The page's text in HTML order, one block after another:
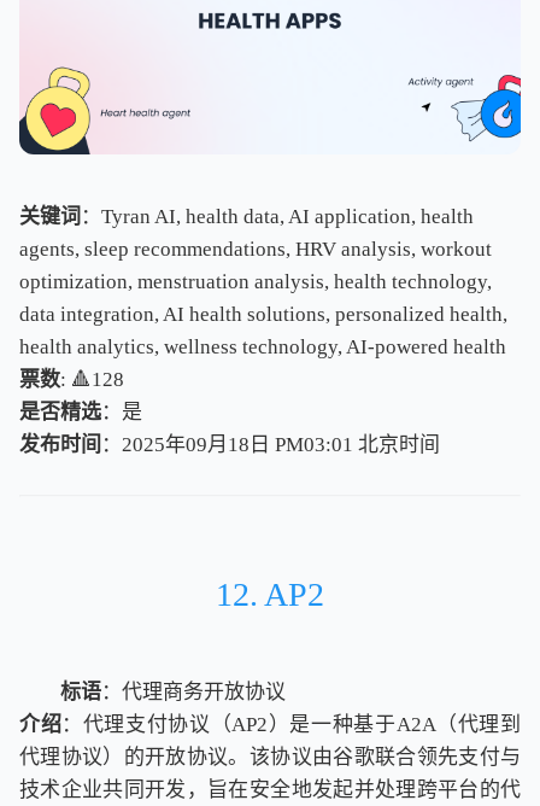
关键词 ：Tyran AI, health data, AI application, health
agents, sleep recommendations, HRV analysis, workout
optimization, menstruation analysis, health technology,
data integration, AI health solutions, personalized health,
health analytics, wellness technology, AI-powered health
票数: 🔺128
是否精选：是
发布时间 ：2025年09月18日 PM03:01 北京时间
北京时间
12. AP2
标语：代理商务开放协议
介绍：代理支付协议（AP2）是一种基于A2A（代理到
代理协议）的开放协议。该协议由谷歌联合领先支付与
技术企业共同开发，旨在安全地发起并处理跨平台的代